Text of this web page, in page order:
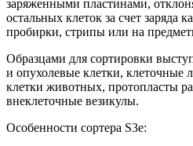
заряженными пластинами,
остальных клеток за счет заряда
пробирки, стрипы или на
Образцами для сортировки
и опухолевые клетки, клеточные
клетки животных, протопласты
внеклеточные везикулы.
Особенности сортера S3e: